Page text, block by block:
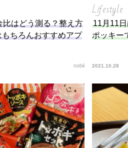
比はどう測る？整え方
ちろんおすすめアプ
nobii
Lifestyle
11月11
ポッキー
2021.10.28